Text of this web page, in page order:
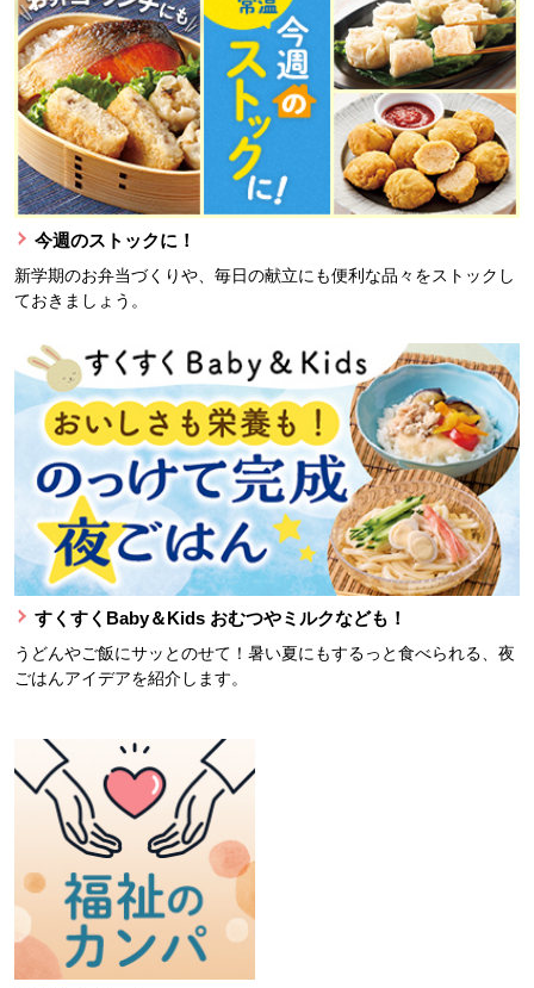
今週のストックに！
新学期のお弁当づくりや、毎日の献立にも便利な品々をストックし
ておきましょう。
すくすくBaby＆Kids おむつやミルクなども！
うどんやご飯にサッとのせて！暑い夏にもするっと食べられる、夜
ごはんアイデアを紹介します。